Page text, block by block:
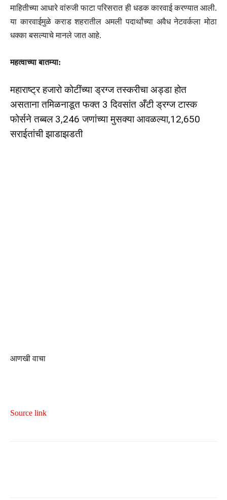
माहितीच्या आधारे वांरुजी फाटा परिसरात ही धडक कारवाई करण्यात आली.
या कारवाईमुळे कराड शहरातील अमली पदार्थांच्या अवैध नेटवर्कला मोठा
धक्का बसल्याचे मानले जात आहे.
महत्वाच्या बातम्या:
महाराष्ट्र हजारो कोटींच्या ड्रग्ज तस्करीचा अड्डा होत
असताना तमिळनाडूत फक्त 3 दिवसांत अँटी ड्रग्ज टास्क
फोर्सने तब्बल 3,246 जणांच्या मुसक्या आवळल्या,12,650
सराईतांची झाडाझडती
आणखी वाचा
Source link